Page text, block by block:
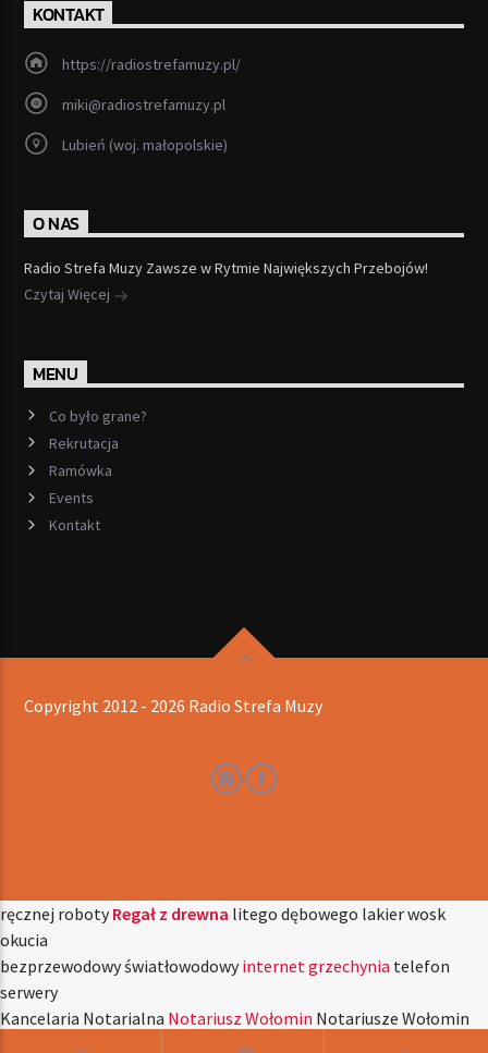
KONTAKT
https://radiostrefamuzy.pl/
miki@radiostrefamuzy.pl
Lubień (woj. małopolskie)
O NAS
Radio Strefa Muzy Zawsze w Rytmie Największych Przebojów!
Czytaj Więcej
MENU
Co było grane?
Rekrutacja
Ramówka
Events
Kontakt
Copyright 2012 - 2026 Radio Strefa Muzy
ręcznej robotyRegał z drewna litego dębowego lakier wosk
okucia
bezprzewodowy światłowodowyinternet grzechynia telefon
serwery
Kancelaria Notarialna Notariusz Wołomin Notariusze Wołomin
reklama dooh